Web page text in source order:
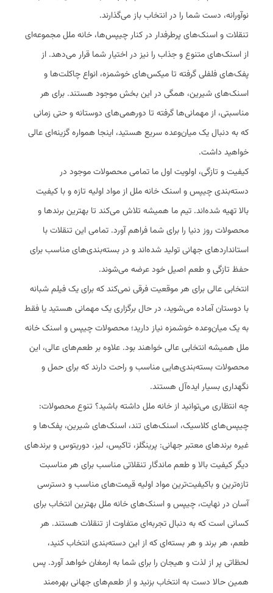
نوآورانه، دست شما را در انتخاب باز می‌گذارند.
تنقلات و اسنک‌های پرطرفدار در کنار چیپس‌ها، خانه ملل مجموعه‌ای
از اسنک‌های متنوع و جذاب را نیز در اختیار شما قرار می‌دهد. از
پفک‌های فلفلی گرفته تا میکس‌های خوشمزه، انواع چاکلت‌ها و
اسنک‌های شیرین، همگی در این بخش موجود هستند. برای هر
مناسبتی، از مهمانی‌ها گرفته تا دورهمی‌های دوستانه و حتی زمانی
که به دنبال یک میان‌وعده سریع هستید، اینجا همواره گزینه‌ای عالی
خواهید داشت.
کیفیت و تازگی، اولویت اول ما تمامی محصولات موجود در
دسته‌بندی چیپس و اسنک خانه ملل از مواد اولیه تازه و با کیفیت
بالا تهیه شده‌اند. تیم ما همیشه تلاش می‌کند تا بهترین برندها و
محصولات روز دنیا را برای شما فراهم آورد. تمامی این تنقلات با
استانداردهای جهانی تولید شده‌اند و در بسته‌بندی‌های مناسب برای
حفظ تازگی و طعم اصیل خود عرضه می‌شوند.
انتخابی عالی برای هر موقعیت فرقی نمی‌کند که برای یک فیلم شبانه
با دوستان آماده می‌شوید، در حال برگزاری یک مهمانی هستید یا فقط
به یک میان‌وعده خوشمزه نیاز دارید؛ محصولات چیپس و اسنک خانه
ملل همیشه انتخابی عالی خواهند بود. علاوه بر طعم‌های عالی، این
محصولات بسته‌بندی‌هایی مناسب و راحت دارند که برای حمل و
نگهداری بسیار ایده‌آل هستند.
چه انتظاری می‌توانید از خانه ملل داشته باشید؟ تنوع محصولات:
چیپس‌های کلاسیک، اسنک‌های تند، اسنک‌های شیرین، پفک‌ها و
غیره برندهای معتبر جهانی: پرینگلز، تاکیس، لیز، دوریتوس و برندهای
دیگر کیفیت بالا و طعم ماندگار تنقلاتی مناسب برای هر مناسبت
تازه‌ترین و باکیفیت‌ترین مواد اولیه قیمت‌های مناسب و دسترسی
آسان در نهایت، چیپس و اسنک‌های خانه ملل بهترین انتخاب برای
کسانی است که به دنبال تجربه‌ای متفاوت از تنقلات هستند. هر
طعم، هر برند و هر بسته‌ای که از این دسته‌بندی انتخاب کنید،
لحظاتی پر از لذت و هیجان را برای شما به ارمغان خواهد آورد. پس
همین حالا دست به انتخاب بزنید و از طعم‌های جهانی بهره‌مند